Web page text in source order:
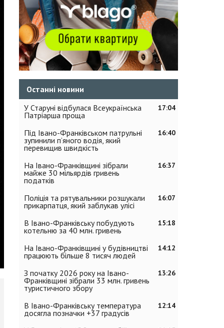
Останні новини
17:04
У Старуні відбулася Всеукраїнська
Патріарша проща
16:40
Під Івано-Франківськом патрульні
зупинили п’яного водія, який
перевищив швидкість
16:37
На Івано-Франківщині зібрали
майже 30 мільярдів гривень
податків
16:07
Поліція та рятувальники розшукали
прикарпатця, який заблукав улісі
15:18
В Івано-Франківську побудують
котельню за 40 млн. гривень
14:12
На Івано-Франківщині у будівництві
працюють більше 8 тисяч людей
13:26
З початку 2026 року на Івано-
Франківщині зібрали 33 млн. гривень
туристичного збору
12:14
В Івано-Франківську температура
досягла позначки +37 градусів